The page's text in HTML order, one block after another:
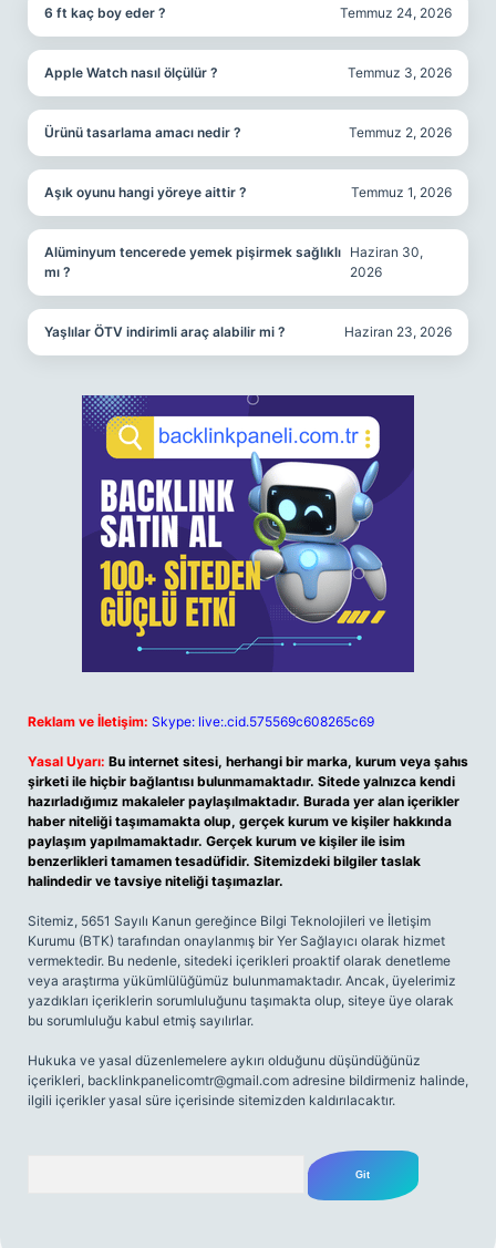
6 ft kaç boy eder ? Temmuz 24, 2026
Apple Watch nasıl ölçülür ? Temmuz 3, 2026
Ürünü tasarlama amacı nedir ? Temmuz 2, 2026
Aşık oyunu hangi yöreye aittir ? Temmuz 1, 2026
Alüminyum tencerede yemek pişirmek sağlıklı
mı ?
Haziran 30,
2026
Yaşlılar ÖTV indirimli araç alabilir mi ? Haziran 23, 2026
Reklam ve İletişim: Skype: live:.cid.575569c608265c69
Yasal Uyarı: Bu internet sitesi, herhangi bir marka, kurum veya şahıs
şirketi ile hiçbir bağlantısı bulunmamaktadır. Sitede yalnızca kendi
hazırladığımız makaleler paylaşılmaktadır. Burada yer alan içerikler
haber niteliği taşımamakta olup, gerçek kurum ve kişiler hakkında
paylaşım yapılmamaktadır. Gerçek kurum ve kişiler ile isim
benzerlikleri tamamen tesadüfidir. Sitemizdeki bilgiler taslak
halindedir ve tavsiye niteliği taşımazlar.
Sitemiz, 5651 Sayılı Kanun gereğince Bilgi Teknolojileri ve İletişim
Kurumu (BTK) tarafından onaylanmış bir Yer Sağlayıcı olarak hizmet
vermektedir. Bu nedenle, sitedeki içerikleri proaktif olarak denetleme
veya araştırma yükümlülüğümüz bulunmamaktadır. Ancak, üyelerimiz
yazdıkları içeriklerin sorumluluğunu taşımakta olup, siteye üye olarak
bu sorumluluğu kabul etmiş sayılırlar.
Hukuka ve yasal düzenlemelere aykırı olduğunu düşündüğünüz
içerikleri, backlinkpanelicomtr@gmail.com adresine bildirmeniz halinde,
ilgili içerikler yasal süre içerisinde sitemizden kaldırılacaktır.